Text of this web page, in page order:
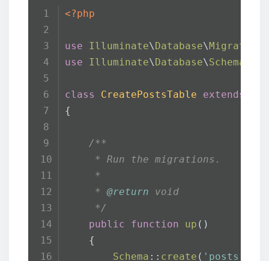
<?php
use Illuminate\ Database\ Migrations
use
Illuminate\ Database\Schema
class CreatePostsTable extends
{
/**
     * Run the migrations.
     *
     *
@return void
     */
public
function up ( )
    {
Schema :: create ( 'posts'